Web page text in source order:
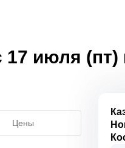
июля (пт)
Цены